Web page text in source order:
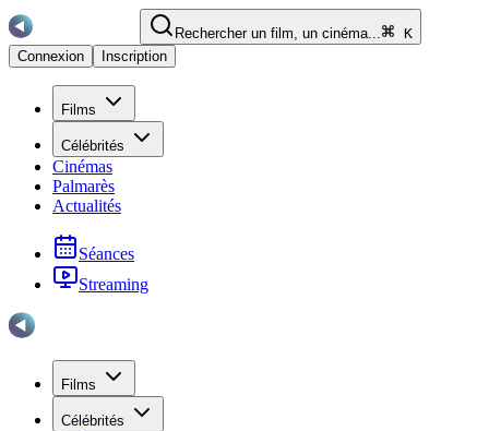
Rechercher un film, un cinéma...
K
Connexion
Inscription
Films
Célébrités
Cinémas
Palmarès
Actualités
Séances
Streaming
Films
Célébrités